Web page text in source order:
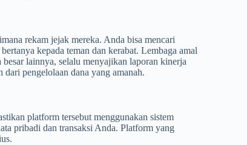
rekam jejak mereka. Anda bisa mencari
kepada teman dan kerabat. Lembaga amal
lainnya, selalu menyajikan laporan kinerja
dari pengelolaan dana yang amanah.
platform tersebut menggunakan sistem
pribadi dan transaksi Anda. Platform yang